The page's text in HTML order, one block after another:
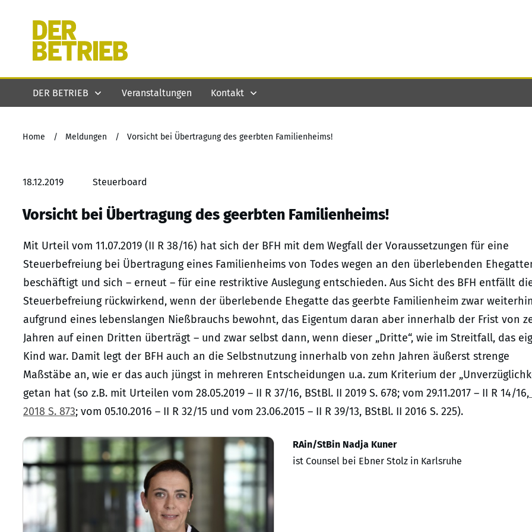
DER BETRIEB Veranstaltungen Kontakt
Home / Meldungen / Vorsicht bei Übertragung des geerbten Familienheims!
18.12.2019 Steuerboard
Vorsicht bei Übertragung des geerbten Familienheims!
Mit Urteil vom 11.07.2019 (II R 38/16) hat sich der BFH mit dem Wegfall der Voraussetzungen für eine
Steuerbefreiung bei Übertragung eines Familienheims von Todes wegen an den überlebenden
beschäftigt und sich – erneut – für eine restriktive Auslegung entschieden. Aus Sicht des BFH entfällt
Steuerbefreiung rückwirkend, wenn der überlebende Ehegatte das geerbte Familienheim zwar weiterhin
aufgrund eines lebenslangen Nießbrauchs bewohnt, das Eigentum daran aber innerhalb der Frist von
Jahren auf einen Dritten überträgt – und zwar selbst dann, wenn dieser „Dritte“, wie im Streitfall, das
Kind war. Damit legt der BFH auch an die Selbstnutzung innerhalb von zehn Jahren äußerst strenge
Maßstäbe an, wie er das auch jüngst in mehreren Entscheidungen u.a. zum Kriterium der
getan hat (so z.B. mit Urteilen vom 28.05.2019 – II R 37/16, BStBl. II 2019 S. 678; vom 29.11.2017 – II R 14/16,
2018 S. 873; vom 05.10.2016 – II R 32/15 und vom 23.06.2015 – II R 39/13, BStBl. II 2016 S. 225).
RAin/StBin Nadja Kuner
ist Counsel bei Ebner Stolz in Karlsruhe